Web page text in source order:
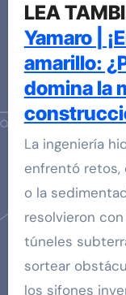
LEA
Yamaro |
amarillo:
domina la
La ingeniería
enfrentó retos,
o la
resolvieron
túneles
sortear
los sifones